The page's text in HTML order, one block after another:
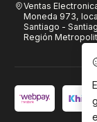
Ventas
Moneda 973,
Santiago -
Región